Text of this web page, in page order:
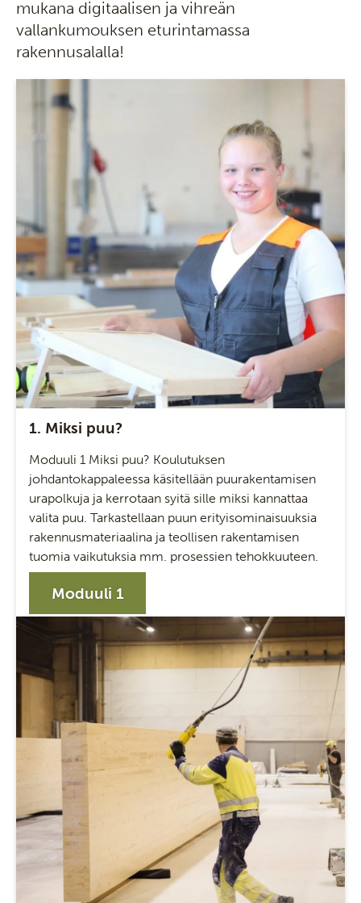
mukana digitaalisen ja vihreän
vallankumouksen eturintamassa
rakennusalalla!
1. Miksi puu?
Moduuli 1 Miksi puu? Koulutuksen
johdantokappaleessa käsitellään puurakentamisen
urapolkuja ja kerrotaan syitä sille miksi kannattaa
valita puu. Tarkastellaan puun erityisominaisuuksia
rakennusmateriaalina ja teollisen rakentamisen
tuomia vaikutuksia mm. prosessien tehokkuuteen.
Moduuli 1